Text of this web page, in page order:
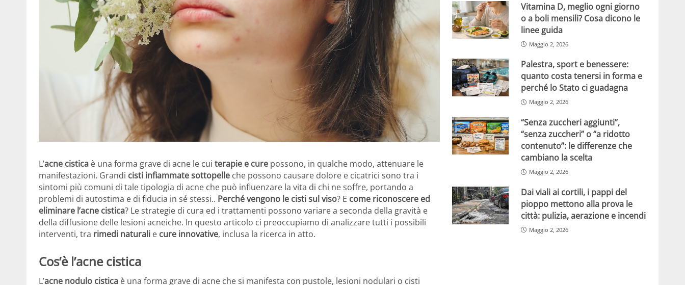
L’acne cistica è una forma grave di acne le cui terapie e cure possono, in qualche modo, attenuare le
manifestazioni. Grandi cisti infiammate sottopelle che possono causare dolore e cicatrici sono tra i
sintomi più comuni di tale tipologia di acne che può influenzare la vita di chi ne soffre, portando a
problemi di autostima e di fiducia in sé stessi.. Perché vengono le cisti sul viso? E come riconoscere ed
eliminare l’acne cistica? Le strategie di cura ed i trattamenti possono variare a seconda della gravità e
della diffusione delle lesioni acneiche. In questo articolo ci preoccupiamo di analizzare tutti i possibili
interventi, tra rimedi naturali e cure innovative, inclusa la ricerca in atto.
Cos’è l’acne cistica
L’acne nodulo cistica è una forma grave di acne che si manifesta con pustole, lesioni nodulari o cisti
Vitamina D, meglio ogni giorno
o a boli mensili? Cosa dicono le
linee guida
Maggio 2, 2026
Palestra, sport e benessere:
quanto costa tenersi in forma e
perché lo Stato ci guadagna
Maggio 2, 2026
“Senza zuccheri aggiunti”,
“senza zuccheri” o “a ridotto
contenuto”: le differenze che
cambiano la scelta
Maggio 2, 2026
Dai viali ai cortili, i pappi del
pioppo mettono alla prova le
città: pulizia, aerazione e incendi
Maggio 2, 2026